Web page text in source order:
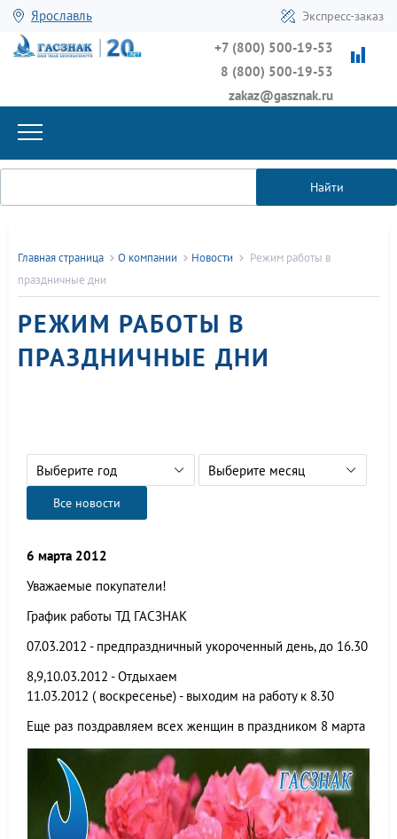
Ярославль Экспресс-заказ
+7 (800) 500-19-53
8 (800) 500-19-53
zakaz@gasznak.ru
Найти
Главная страница О компании Новости
Режим работы в
праздничные дни
РЕЖИМ РАБОТЫ В
ПРАЗДНИЧНЫЕ ДНИ
Выберите год Выберите месяц
Все новости
6 марта 2012
Уважаемые покупатели!
График работы ТД ГАСЗНАК
07.03.2012 - предпраздничный укороченный день, до 16.30
8,9,10.03.2012 - Отдыхаем
11.03.2012 ( воскресенье) - выходим на работу к 8.30
Еще раз поздравляем всех женщин в праздником 8 марта